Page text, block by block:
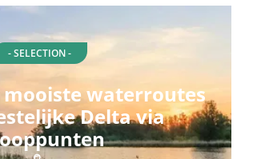
- SELECTION -
mooiste waterroutes
Delta via